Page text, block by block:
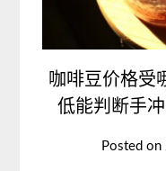
咖啡豆价格受
低能判断手
Posted on